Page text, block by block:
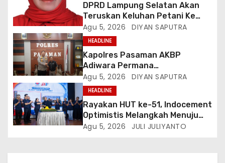
DPRD Lampung Selatan Akan
Teruskan Keluhan Petani Ke
Dinas Terkait, Minta Audit
Penyaluran Pupuk Bersubsidi Di
Desa Budi Lestari
Agu 5, 2026 DIYAN SAPUTRA
HEADLINE
Kapolres Pasaman AKBP
Adiwara Permana
Anggawisastra S.I.K. Sambut
Kedatangan Kepala Cakrawala
Tv Sumatera Barat
Agu 5, 2026 DIYAN SAPUTRA
HEADLINE
Rayakan HUT ke-51, Indocement
Optimistis Melangkah Menuju
Masa Depan Lebih Hijau
Agu 5, 2026 JULI JULIYANTO